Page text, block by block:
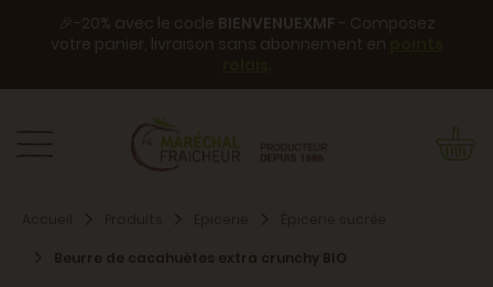
🎉-20% avec le code BIENVENUEXMF - Composez
votre panier, livraison sans abonnement en
.
Beurre de cacahuètes extra crunchy BIO